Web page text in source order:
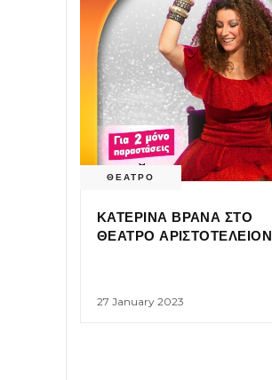
ΘΕΑΤΡΟ
ΚΑΤΕΡΙΝΑ ΒΡΑΝΑ ΣΤΟ
ΘΕΑΤΡΟ ΑΡΙΣΤΟΤΕΛΕΙΟΝ
27 January 2023